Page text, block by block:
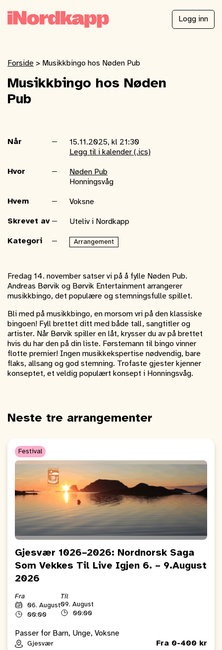
Logg inn
Forside > Musikkbingo hos Nøden Pub
Musikkbingo hos Nøden
Pub
Når
15.11.2025, kl 21:30
Legg til i kalender (.ics)
Hvor
Nøden Pub
Honningsvåg
Hvem Voksne
Skrevet av Uteliv i Nordkapp
Kategori Arrangement
Fredag 14. november satser vi på å fylle Nøden Pub.
Andreas Børvik og Børvik Entertainment arrangerer
musikkbingo, det populære og stemningsfulle spillet.
Bli med på musikkbingo, en morsom vri på den klassiske
bingoen! Fyll brettet ditt med både tall, sangtitler og
artister. Når Børvik spiller en låt, krysser du av på brettet
hvis du har den på din liste. Førstemann til bingo vinner
flotte premier! Ingen musikkekspertise nødvendig, bare
flaks, allsang og god stemning. Trofaste gjester kjenner
konseptet, et veldig populært konsept i Honningsvåg.
Neste tre arrangementer
Festival
Gjesvær 1026–2026: Nordnorsk Saga
Som Vekkes Til Live Igjen 6. – 9.August
2026
Fra
06. August
00:00
Til
09. August
00:00
Passer for Barn, Unge, Voksne
Gjesvær Fra 0-400 kr